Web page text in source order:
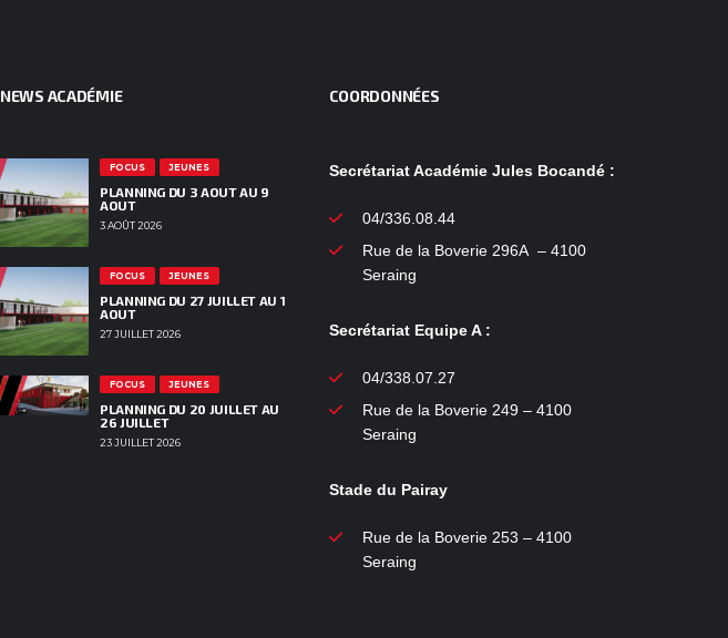
NEWS ACADÉMIE
FOCUS JEUNES
PLANNING DU 3 AOUT AU 9
AOUT
3 AOÛT 2026
FOCUS JEUNES
PLANNING DU 27 JUILLET AU 1
AOUT
27 JUILLET 2026
FOCUS JEUNES
PLANNING DU 20 JUILLET AU
26 JUILLET
23 JUILLET 2026
COORDONNÉES
Secrétariat Académie Jules Bocandé :
04/336.08.44
Rue de la Boverie 296A – 4100
Seraing
Secrétariat Equipe A :
04/338.07.27
Rue de la Boverie 249 – 4100
Seraing
Stade du Pairay
Rue de la Boverie 253 – 4100
Seraing